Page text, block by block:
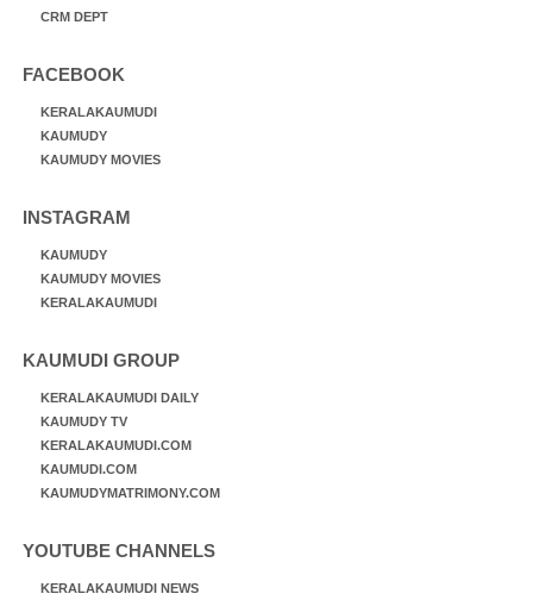
CRM DEPT
FACEBOOK
KERALAKAUMUDI
KAUMUDY
KAUMUDY MOVIES
INSTAGRAM
KAUMUDY
KAUMUDY MOVIES
KERALAKAUMUDI
KAUMUDI GROUP
KERALAKAUMUDI DAILY
KAUMUDY TV
KERALAKAUMUDI.COM
KAUMUDI.COM
KAUMUDYMATRIMONY.COM
YOUTUBE CHANNELS
KERALAKAUMUDI NEWS